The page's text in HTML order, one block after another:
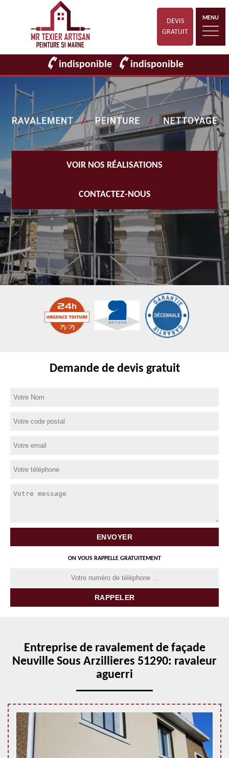
DEVIS
GRATUIT
MENU
indisponible indisponible
VOIR NOS RÉALISATIONS
CONTACTEZ-NOUS
Demande de devis gratuit
ON VOUS RAPPELLE GRATUITEMENT
Entreprise de ravalement de façade
Neuville Sous Arzillieres 51290: ravaleur
aguerri